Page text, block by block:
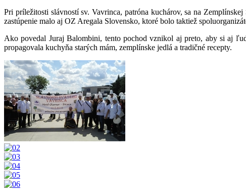
Pri príležitosti slávností sv. Vavrinca, patróna kuchárov, sa na
zastúpenie malo aj OZ Aregala Slovensko, ktoré bolo taktiež
Ako povedal Juraj Balombini, tento pochod vznikol aj preto, aby si aj
propagovala kuchyňa starých mám, zemplínske jedlá a tradičné recepty.